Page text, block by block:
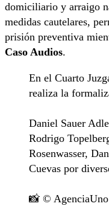
domiciliario y arraigo
medidas cautelares,
prisión preventiva
Caso Audios.
En el Cuarto
realiza la
Daniel Sauer
Rodrigo
Rosenwasser,
Cuevas por
📸 © AgenciaUno